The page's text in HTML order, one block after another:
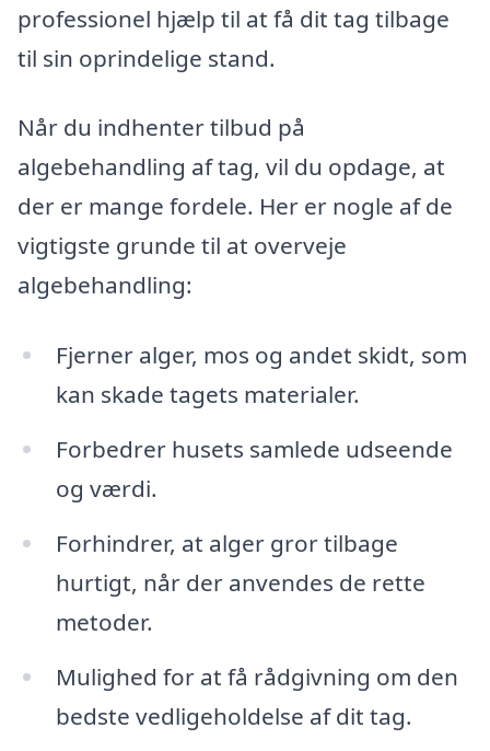
professionel hjælp til at få dit tag tilbage
til sin oprindelige stand.
Når du indhenter tilbud på
algebehandling af tag, vil du opdage, at
der er mange fordele. Her er nogle af de
vigtigste grunde til at overveje
algebehandling:
Fjerner alger, mos og andet skidt, som
kan skade tagets materialer.
Forbedrer husets samlede udseende
og værdi.
Forhindrer, at alger gror tilbage
hurtigt, når der anvendes de rette
metoder.
Mulighed for at få rådgivning om den
bedste vedligeholdelse af dit tag.